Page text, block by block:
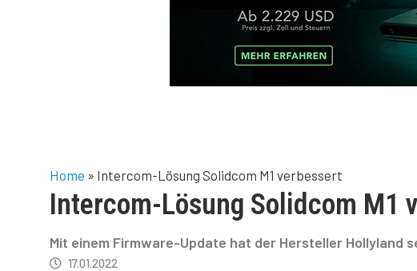
Home » Intercom-Lösung Solidcom M1 verbessert
Intercom-Lösung Solidcom M1
Mit einem Firmware-Update hat der Hersteller Hollyland
17.01.2022